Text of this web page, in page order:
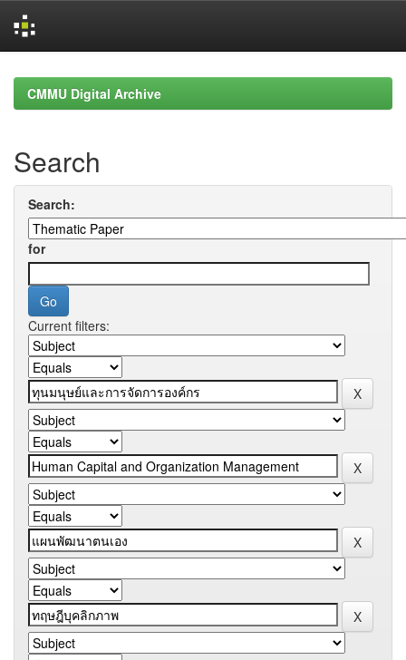
navigationCMMU Digital Archive
Search
Search:
for
Current filters: